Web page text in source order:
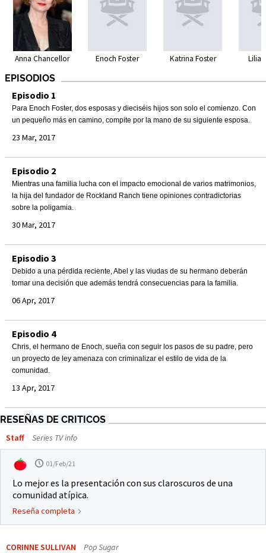
Anna Chancellor Enoch Foster Katrina Foster
EPISODIOS
Episodio 1
Para Enoch Foster, dos esposas y dieciséis hijos son solo el comienzo. Con
un pequeño más en camino, compite por la mano de su siguiente esposa.
23 Mar, 2017
Episodio 2
Mientras una familia lucha con el impacto emocional de varios matrimonios,
la hija del fundador de Rockland Ranch tiene opiniones contradictorias
sobre la poligamia.
30 Mar, 2017
Episodio 3
Debido a una pérdida reciente, Abel y las viudas de su hermano deberán
tomar una decisión que además tendrá consecuencias para la familia.
06 Apr, 2017
Episodio 4
Chris, el hermano de Enoch, sueña con seguir los pasos de su padre, pero
un proyecto de ley amenaza con criminalizar el estilo de vida de la
comunidad.
13 Apr, 2017
RESEÑAS DE CRITICOS
Staff Series TV info
01/Feb/21
Lo mejor es la presentación con sus claroscuros de una
comunidad atípica.
Reseña completa
CORINNE SULLIVAN Pop Sugar